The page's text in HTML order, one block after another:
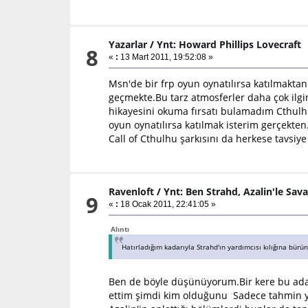
8 Yazarlar /Ynt: Howard Phillips Lovecraft
« : 13 Mart 2011, 19:52:08 »
Msn'de bir frp oyun oynatılırsa
geçmekte.Bu tarz atmosferler daha çok
hikayesini okuma fırsatı bulamadım
oyun oynatılırsa katılmak isterim
Call of Cthulhu şarkısını da herkese
9 Ravenloft /Ynt: Ben Strahd, Azalin'le
« : 18 Ocak 2011, 22:41:05 »
Alıntı
Hatırladığım kadarıyla Strahd'ın yardımcısı kılığına
Ben de böyle düşünüyorum.Bir kere bu
ettim şimdi kim olduğunu Sadece tahmin